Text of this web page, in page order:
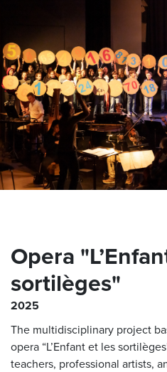
Opera
sortilèges"
2025
The multidisciplinary project
opera “L’Enfant et les
teachers, professional artists,